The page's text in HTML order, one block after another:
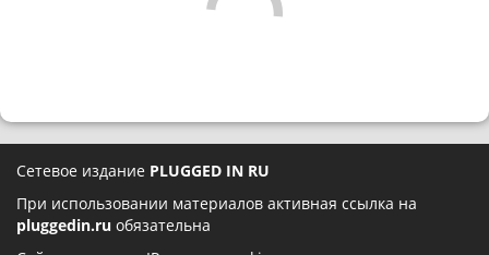
Сетевое издание PLUGGED IN RU
При использовании материалов активная ссылка на
pluggedin.ru обязательна